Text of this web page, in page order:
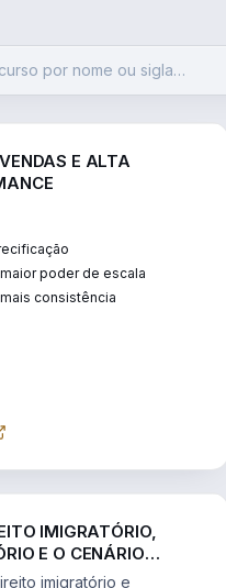
E ALTA
poder de escala
consistência
IMIGRATÓRIO,
E O CENÁRIO
imigratório e